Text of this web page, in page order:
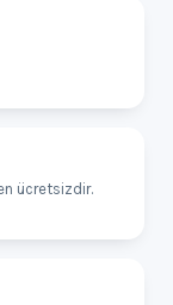
ücretsizdir.